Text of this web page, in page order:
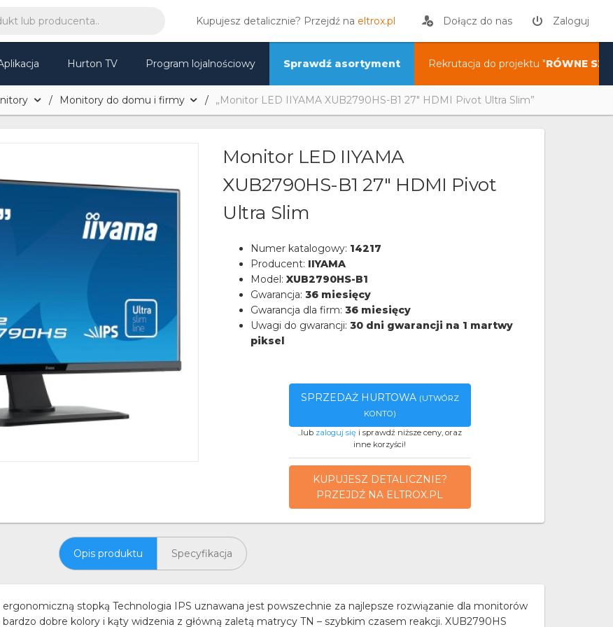
Kupujesz detalicznie? Przejdź na eltrox.pl Dołącz do nas Zaloguj
Hurton TV Program lojalnościowy Sprawdź asortyment Rekrutacja do projektu "RÓWNE
Monitory do domu i firmy „Monitor LED IIYAMA XUB2790HS-B1 27" HDMI Pivot Ultra Slim”
Monitor LED IIYAMA
XUB2790HS-B1 27" HDMI Pivot
Ultra Slim
Numer katalogowy: 14217
Producent: IIYAMA
Model: XUB2790HS-B1
Gwarancja: 36 miesięcy
Gwarancja dla firm: 36 miesięcy
Uwagi do gwarancji: 30 dni gwarancji na 1 martwy
piksel
SPRZEDAŻ HURTOWA (UTWÓRZ
KONTO)
..lub zaloguj sięi sprawdź niższe ceny, oraz
inne korzyści!
KUPUJESZ DETALICZNIE?
PRZEJDŹ NA ELTROX.PL
Opis produktu Specyfikacja
stopką Technologia IPS uznawana jest powszechnie za najlepsze rozwiązanie dla monitorów
dobre kolory i kąty widzenia z główną zaletą matrycy TN – szybkim czasem reakcji. XUB2790HS